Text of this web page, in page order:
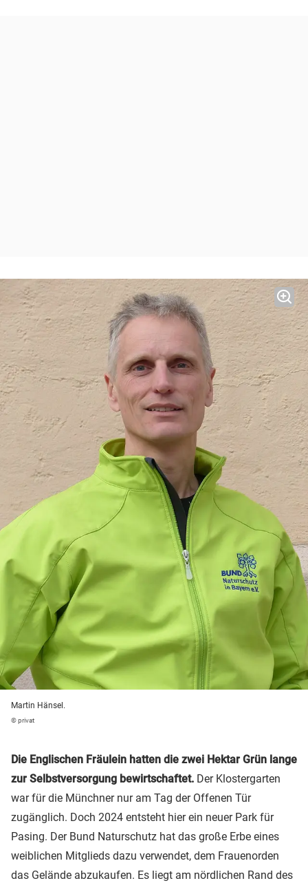
Martin Hänsel.
© privat
Die Englischen Fräulein hatten die zwei Hektar Grün lange
zur Selbstversorgung bewirtschaftet. Der Klostergarten
war für die Münchner nur am Tag der Offenen Tür
zugänglich. Doch 2024 entsteht hier ein neuer Park für
Pasing. Der Bund Naturschutz hat das große Erbe eines
weiblichen Mitglieds dazu verwendet, dem Frauenorden
das Gelände abzukaufen. Es liegt am nördlichen Rand des